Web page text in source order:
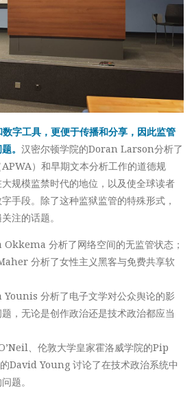
字工具，更便于传播和分享，因此监管
。汉密尔顿学院的Doran Larson分析了
）和早期文本分析工作的道德规
规模监禁时代的地位，以及使全球读者
手段。除了这种监狱监管的特殊形式，
注的话题。
分析了网络空间的无监管状态；
分析了女性主义黑客与免费共享软
分析了电子文学对公众舆论的影
，无论是创作政治还是技术政治都应当
、伦敦大学皇家霍洛威学院的Pip
David Young 讨论了在技术政治系统中
题。